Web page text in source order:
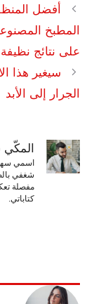
أفضل
المطبخ
على نتائج نظيفة
سيغير هذا
الجرار إلى الأبد
اسمي
شغفي
مفصلة
كتاباتي.